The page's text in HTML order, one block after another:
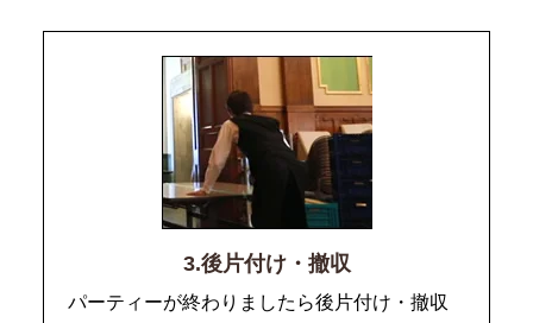
3.後片付け・撤収
パーティーが終わりましたら後片付け・撤収